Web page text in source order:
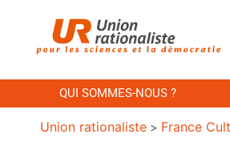
QUI SOMMES-NOUS ?
Union rationaliste > France